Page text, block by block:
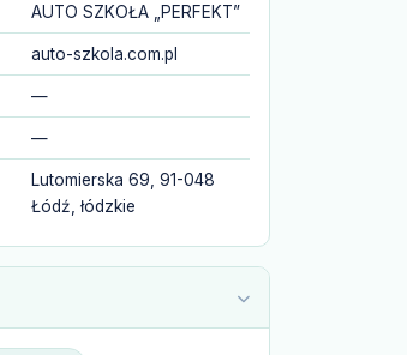
AUTO SZKOŁA „PERFEKT”
auto-szkola.com.pl
—
—
Lutomierska 69, 91-048
Łódź, łódzkie